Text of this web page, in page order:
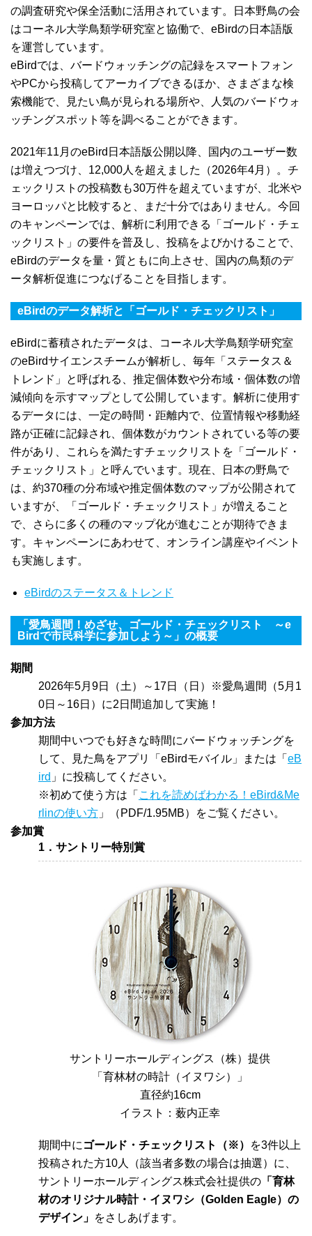
の調査研究や保全活動に活用されています。日本野鳥の会
はコーネル大学鳥類学研究室と協働で、eBirdの日本語版
を運営しています。
eBirdでは、バードウォッチングの記録をスマートフォン
やPCから投稿してアーカイブできるほか、さまざまな検
索機能で、見たい鳥が見られる場所や、人気のバードウォ
ッチングスポット等を調べることができます。
2021年11月のeBird日本語版公開以降、国内のユーザー数
は増えつづけ、12,000人を超えました（2026年4月）。チ
ェックリストの投稿数も30万件を超えていますが、北米や
ヨーロッパと比較すると、まだ十分ではありません。今回
のキャンペーンでは、解析に利用できる「ゴールド・チェ
ックリスト」の要件を普及し、投稿をよびかけることで、
eBirdのデータを量・質ともに向上させ、国内の鳥類のデ
ータ解析促進につなげることを目指します。
eBirdのデータ解析と「ゴールド・チェックリスト」
eBirdに蓄積されたデータは、コーネル大学鳥類学研究室
のeBirdサイエンスチームが解析し、毎年「ステータス＆
トレンド」と呼ばれる、推定個体数や分布域・個体数の増
減傾向を示すマップとして公開しています。解析に使用す
るデータには、一定の時間・距離内で、位置情報や移動経
路が正確に記録され、個体数がカウントされている等の要
件があり、これらを満たすチェックリストを「ゴールド・
チェックリスト」と呼んでいます。現在、日本の野鳥で
は、約370種の分布域や推定個体数のマップが公開されて
いますが、「ゴールド・チェックリスト」が増えること
で、さらに多くの種のマップ化が進むことが期待できま
す。キャンペーンにあわせて、オンライン講座やイベント
も実施します。
eBirdのステータス＆トレンド
「愛鳥週間！めざせ、ゴールド・チェックリスト ～e
Birdで市民科学に参加しよう～」の概要
期間
2026年5月9日（土）～17日（日）※愛鳥週間（5月1
0日～16日）に2日間追加して実施！
参加方法
期間中いつでも好きな時間にバードウォッチングを
して、見た鳥をアプリ「eBirdモバイル」または「 eB
ird 」に投稿してください。
※初めて使う方は「 これを読めばわかる！eBird&Me
rlinの使い方 」（PDF/1.95MB）をご覧ください。
参加賞
1．サントリー特別賞
サントリーホールディングス（株）提供
「育林材の時計（イヌワシ）」
直径約16cm
イラスト：薮内正幸
期間中に ゴールド・チェックリスト（※）
を3件以上
投稿された方10人（該当者多数の場合は抽選）に、
サントリーホールディングス株式会社提供の 「育林
材のオリジナル時計・イヌワシ（Golden Eagle）の
デザイン」 をさしあげます。